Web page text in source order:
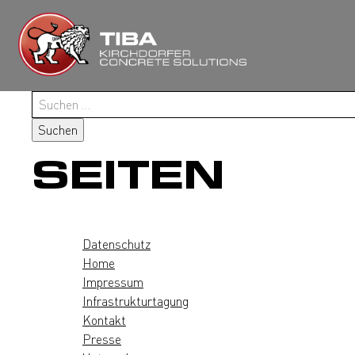
Inhalt
springen
Suchen
nach:
SEITEN
Datenschutz
Home
Impressum
Infrastrukturtagung
Kontakt
Presse